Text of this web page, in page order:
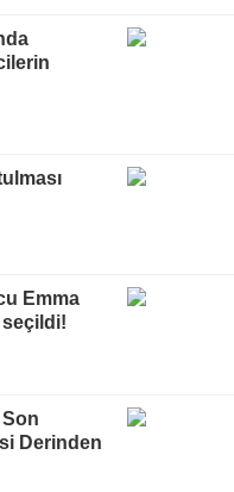
Emma
seçildi!
Derinden